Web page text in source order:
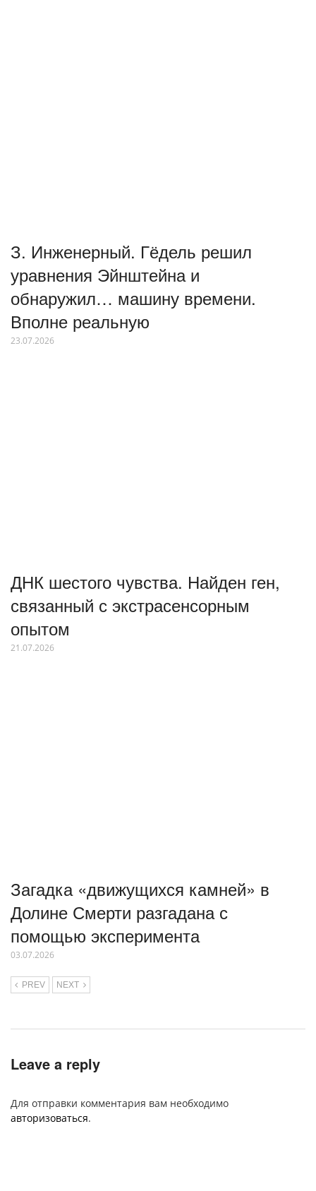
З. Инженерный. Гёдель решил
уравнения Эйнштейна и
обнаружил… машину времени.
Вполне реальную
23.07.2026
ДНК шестого чувства. Найден ген,
связанный с экстрасенсорным
опытом
21.07.2026
Загадка «движущихся камней» в
Долине Смерти разгадана с
помощью эксперимента
03.07.2026
PREV NEXT
Leave a reply
Для отправки комментария вам необходимо
авторизоваться.